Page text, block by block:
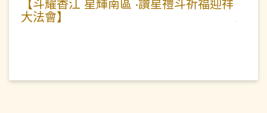
大法會】